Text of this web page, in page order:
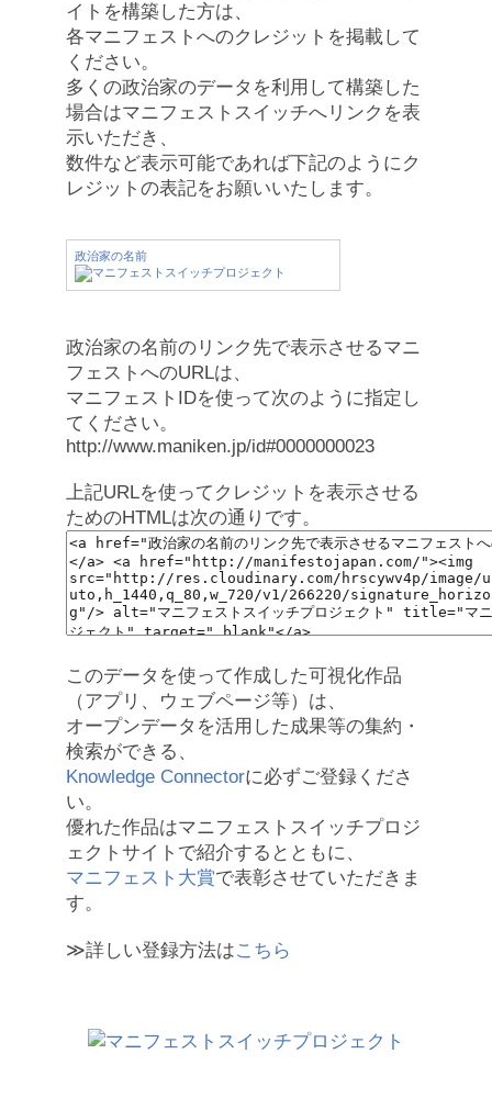
イトを構築した方は、
各マニフェストへのクレジットを掲載して
ください。
多くの政治家のデータを利用して構築した
場合はマニフェストスイッチへリンクを表
示いただき、
数件など表示可能であれば下記のようにク
レジットの表記をお願いいたします。
政治家の名前
政治家の名前のリンク先で表示させるマニ
フェストへのURLは、
マニフェストIDを使って次のように指定し
てください。
http://www.maniken.jp/id#0000000023
上記URLを使ってクレジットを表示させる
ためのHTMLは次の通りです。
このデータを使って作成した可視化作品
（アプリ、ウェブページ等）は、
オープンデータを活用した成果等の集約・
検索ができる、
Knowledge Connectorに必ずご登録くださ
い。
優れた作品はマニフェストスイッチプロジ
ェクトサイトで紹介するとともに、
マニフェスト大賞で表彰させていただきま
す。
≫詳しい登録方法はこちら